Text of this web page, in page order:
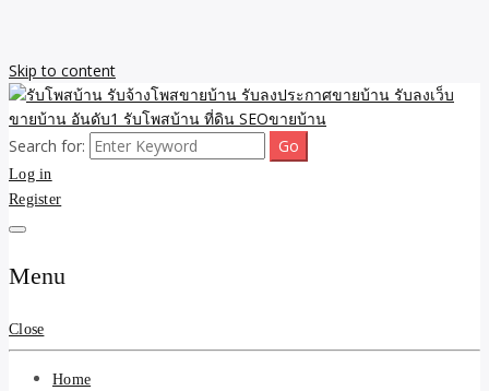
Skip to content
รับโพสบ้าน รับจ้างโพสขาย
บ้าน รับลงประกาศขายบ้าน
รับลงเว็บขายบ้าน อันดับ1
รับโพสบ้าน ที่ดิน SEOขาย
บ้าน
รับจ้างโพสขายบ้าน รับลงเว็บขายบ้าน รับโพสบ้าน รับลงประกาศขาย
บ้าน โพสบ้าน ขายที่ดิน SEO อสังหา ราคาถูก รับลงขายบ้าน
Search for:
Log in
Register
Menu
Close
Home